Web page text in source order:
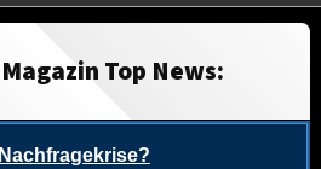
Top News: